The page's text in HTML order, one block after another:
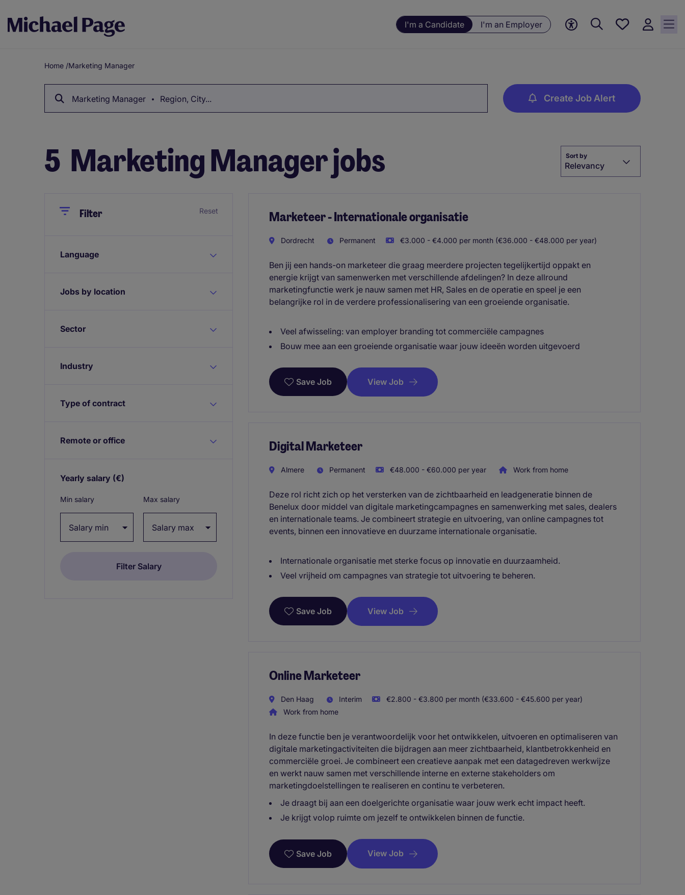
I'm a Candidate I'm an Employer
Save
Breadcrumb
Home /Marketing Manager
Marketing Manager Region, City... Create Job Alert
5 Marketing Manager jobs Sort by
Relevancy
CloseFilter Reset
Language
Jobs by location
Sector
Industry
Type of contract
Remote or office
Yearly salary (€)
Min salary Max salary
Marketeer - Internationale organisatie
Dordrecht Permanent €3.000 - €4.000 per month (€36.000 - €48.000 per year)
Ben jij een hands-on marketeer die graag meerdere projecten tegelijkertijd oppakt en
energie krijgt van samenwerken met verschillende afdelingen? In deze allround
marketingfunctie werk je nauw samen met HR, Sales en de operatie en speel je een
belangrijke rol in de verdere professionalisering van een groeiende organisatie.
Veel afwisseling: van employer branding tot commerciële campagnes
Bouw mee aan een groeiende organisatie waar jouw ideeën worden uitgevoerd
Save Job View Job
Digital Marketeer
Almere Permanent €48.000 - €60.000 per year Work from home
Deze rol richt zich op het versterken van de zichtbaarheid en leadgeneratie binnen de
Benelux door middel van digitale marketingcampagnes en samenwerking met sales, dealers
en internationale teams. Je combineert strategie en uitvoering, van online campagnes tot
events, binnen een innovatieve en duurzame internationale organisatie.
Internationale organisatie met sterke focus op innovatie en duurzaamheid.
Veel vrijheid om campagnes van strategie tot uitvoering te beheren.
Save Job View Job
Online Marketeer
Den Haag Interim
€2.800 - €3.800 per month (€33.600 - €45.600 per year)
Work from home
In deze functie ben je verantwoordelijk voor het ontwikkelen, uitvoeren en optimaliseren van
digitale marketingactiviteiten die bijdragen aan meer zichtbaarheid, klantbetrokkenheid en
commerciële groei. Je combineert een creatieve aanpak met een datagedreven werkwijze
en werkt nauw samen met verschillende interne en externe stakeholders om
marketingdoelstellingen te realiseren en continu te verbeteren.
Je draagt bij aan een doelgerichte organisatie waar jouw werk echt impact heeft.
Je krijgt volop ruimte om jezelf te ontwikkelen binnen de functie.
Save Job View Job